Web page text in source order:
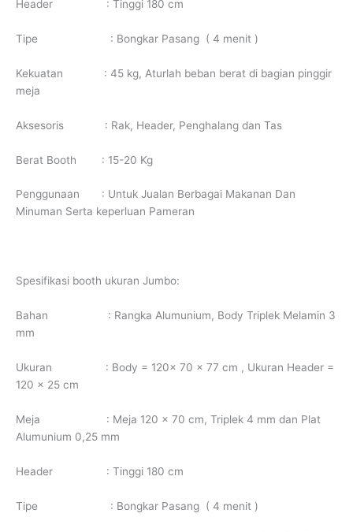
Header : Tinggi 180 cm
Tipe : Bongkar Pasang ( 4 menit )
Kekuatan : 45 kg, Aturlah beban berat di bagian pinggir
meja
Aksesoris : Rak, Header, Penghalang dan Tas
Berat Booth : 15-20 Kg
Penggunaan : Untuk Jualan Berbagai Makanan Dan
Minuman Serta keperluan Pameran
Spesifikasi booth ukuran Jumbo:
Bahan : Rangka Alumunium, Body Triplek Melamin 3
mm
Ukuran : Body = 120x 70 x 77 cm , Ukuran Header =
120 x 25 cm
Meja : Meja 120 x 70 cm, Triplek 4 mm dan Plat
Alumunium 0,25 mm
Header : Tinggi 180 cm
Tipe : Bongkar Pasang ( 4 menit )